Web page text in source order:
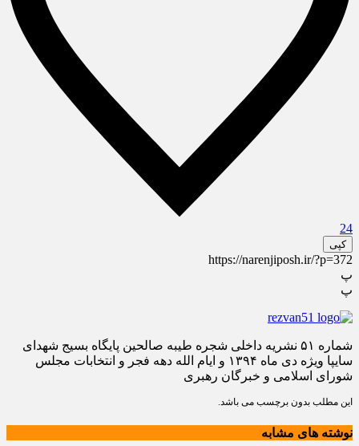
24
کپی
https://narenjiposh.ir/?p=372
پ
پ
شماره ۵۱ نشریه داخلی شجره طیبه صالحین پایگاه بسیج شهدای
سایپا ویژه دی ماه ۱۳۹۴ و ایام الله دهه فجر و انتخابات مجلس
شورای اسلامی و خبرگان رهبری
این مطلب بدون برچسب می باشد.
نوشته های مشابه